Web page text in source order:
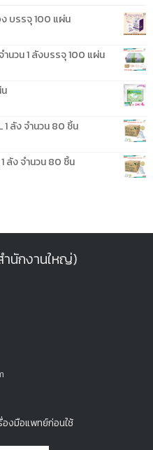
ง บรรจุ 100 แผ่น
นวน 1 ลังบรรจุ 100 แผ่น
ลัง จำนวน 80 ชิ้น
ลัง จำนวน 80 ชิ้น
นักงานใหญ่)
องมือแพทย์ก่อนใช้